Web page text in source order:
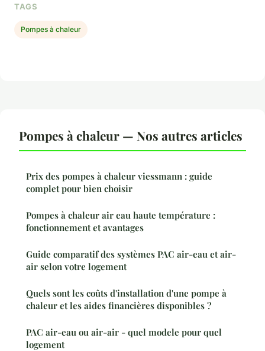
TAGS
Pompes à chaleur
Pompes à chaleur — Nos autres articles
Prix des pompes à chaleur viessmann : guide
complet pour bien choisir
Pompes à chaleur air eau haute température :
fonctionnement et avantages
Guide comparatif des systèmes PAC air-eau et air-
air selon votre logement
Quels sont les coûts d'installation d'une pompe à
chaleur et les aides financières disponibles ?
PAC air-eau ou air-air - quel modele pour quel
logement